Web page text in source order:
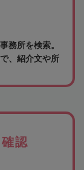
務所を検索。
、紹介文や所
認